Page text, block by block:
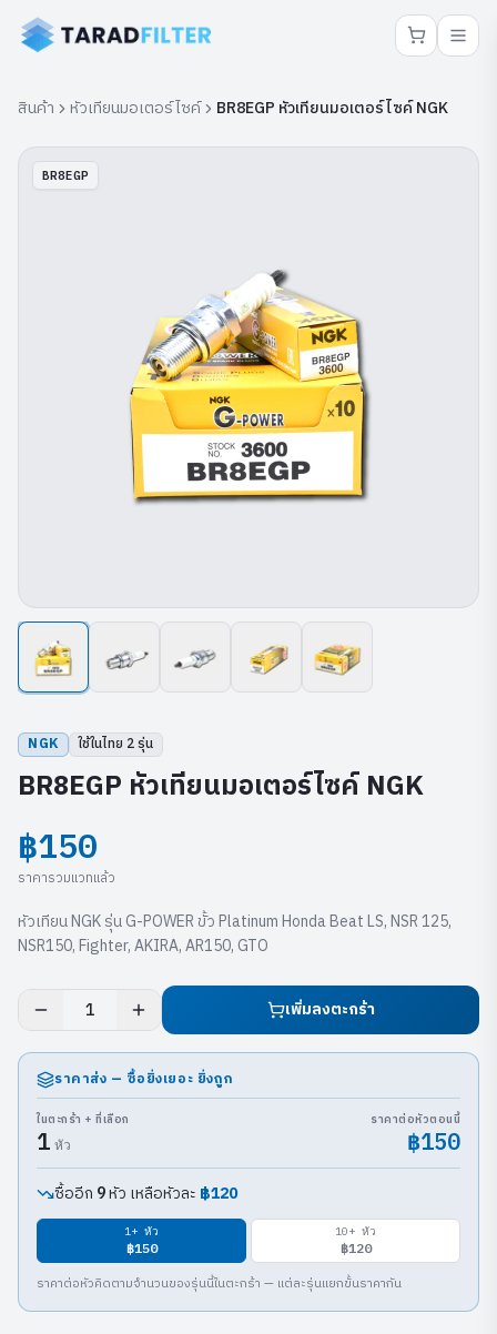
สินค้า หัวเทียนมอเตอร์ไซค์ BR8EGP หัวเทียนมอเตอร์ไซค์ NGK
BR8EGP
NGK ใช้ในไทย 2รุ่น
BR8EGP หัวเทียนมอเตอร์ไซค์ NGK
฿150
ราคารวมแวทแล้ว
หัวเทียน NGK รุ่น G-POWER ขั้ว Platinum Honda Beat LS, NSR 125,
NSR150, Fighter, AKIRA, AR150, GTO
1 เพิ่มลงตะกร้า
ราคาส่ง — ซื้อยิ่งเยอะ ยิ่งถูก
ในตะกร้า + ที่เลือก
1 หัว
ราคาต่อหัวตอนนี้
฿150
ซื้ออีก 9หัว เหลือหัวละ ฿120
1+ หัว
฿150
10+ หัว
฿120
ราคาต่อหัวคิดตามจำนวนของรุ่นนี้ในตะกร้า — แต่ละรุ่นแยกขั้นราคากัน